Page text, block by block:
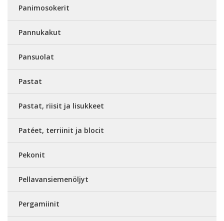
Panimosokerit
Pannukakut
Pansuolat
Pastat
Pastat, riisit ja lisukkeet
Patéet, terriinit ja blocit
Pekonit
Pellavansiemenöljyt
Pergamiinit